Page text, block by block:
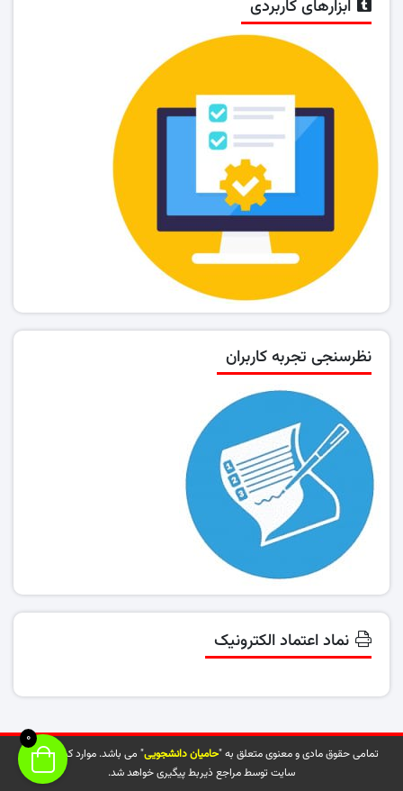
ابزارهای کاربردی
نظرسنجی تجربه کاربران
نماد اعتماد الکترونیک
تمامی حقوق مادی و معنوی متعلق به "حامیان دانشجویی" می باشد. موارد کپی شده از
سایت توسط مراجع ذیربط پیگیری خواهد شد.
0